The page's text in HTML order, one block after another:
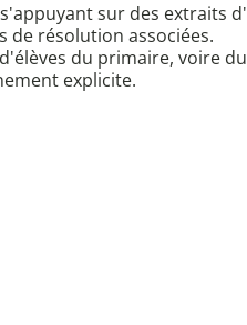
sur des extraits
de résolution associées.
du primaire, voire
explicite.